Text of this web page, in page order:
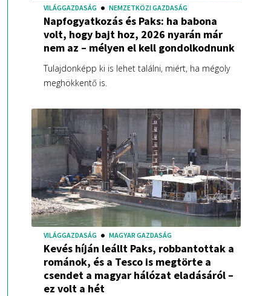
VILÁGGAZDASÁG NEMZETKÖZI GAZDASÁG
Napfogyatkozás és Paks: ha babona
volt, hogy bajt hoz, 2026 nyarán már
nem az – mélyen el kell gondolkodnunk
Tulajdonképp ki is lehet találni, miért, ha mégoly
meghökkentő is.
VILÁGGAZDASÁG MAGYAR GAZDASÁG
Kevés híján leállt Paks, robbantottak a
románok, és a Tesco is megtörte a
csendet a magyar hálózat eladásáról –
ez volt a hét